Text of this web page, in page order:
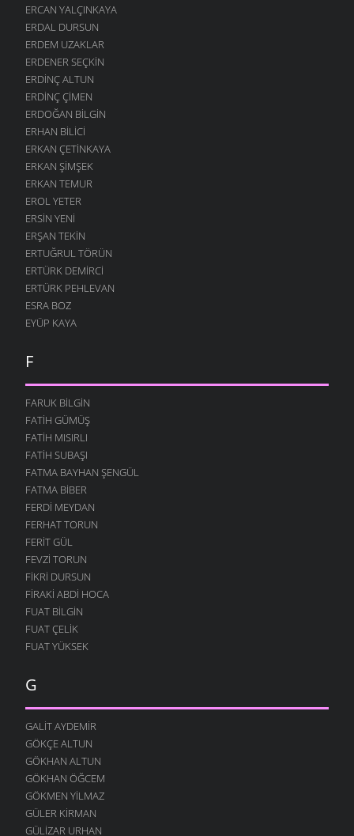
ERCAN YALÇINKAYA
ERDAL DURSUN
ERDEM UZAKLAR
ERDENER SEÇKIN
ERDINÇ ALTUN
ERDINÇ ÇIMEN
ERDOĞAN BILGIN
ERHAN BILICI
ERKAN ÇETINKAYA
ERKAN ŞIMŞEK
ERKAN TEMUR
EROL YETER
ERSIN YENI
ERŞAN TEKIN
ERTUĞRUL TÖRÜN
ERTÜRK DEMIRCI
ERTÜRK PEHLEVAN
ESRA BOZ
EYÜP KAYA
F
FARUK BILGIN
FATIH GÜMÜŞ
FATIH MISIRLI
FATIH SUBAŞI
FATMA BAYHAN ŞENGÜL
FATMA BIBER
FERDI MEYDAN
FERHAT TORUN
FERIT GÜL
FEVZI TORUN
FIKRI DURSUN
FIRAKI ABDI HOCA
FUAT BILGIN
FUAT ÇELIK
FUAT YÜKSEK
G
GALIT AYDEMIR
GÖKÇE ALTUN
GÖKHAN ALTUN
GÖKHAN ÖĞCEM
GÖKMEN YILMAZ
GÜLER KIRMAN
GÜLIZAR URHAN